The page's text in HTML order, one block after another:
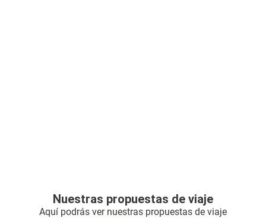
Nuestras propuestas de viaje
Aquí podrás ver nuestras propuestas de viaje